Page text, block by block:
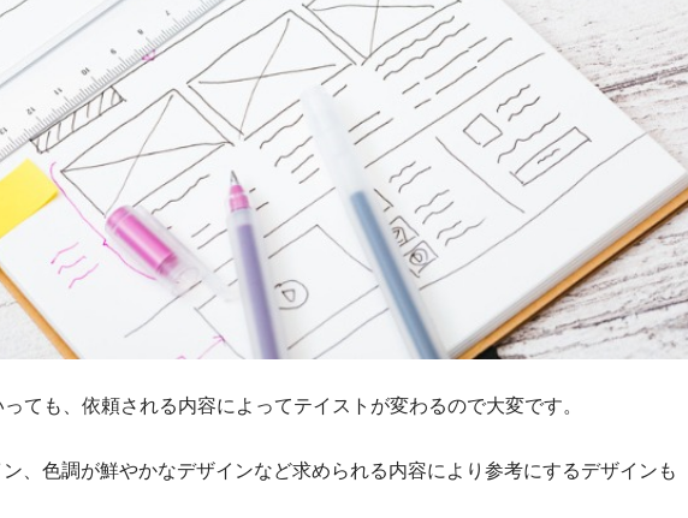
ても、依頼される内容によってテイストが変わるので大変です。
、色調が鮮やかなデザインなど求められる内容により参考にするデザインも